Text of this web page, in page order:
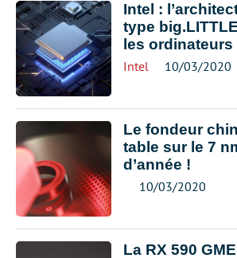
Intel :
type big.LITTLE aussi pour
les
Intel 10/03/2020
Le fondeur
table sur le 7
d’année !
10/03/2020
La RX 590